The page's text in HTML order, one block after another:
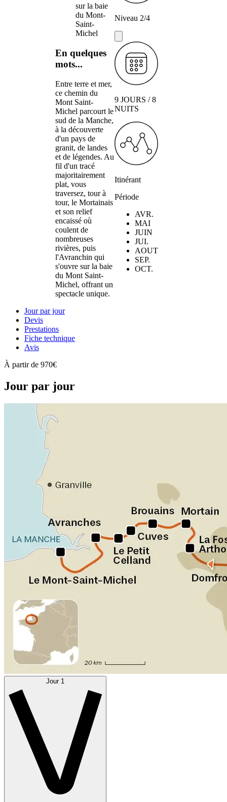
sur la baie
du Mont-
Saint-
Michel
En quelques
mots...
Entre terre et mer,
ce chemin du
Mont Saint-
Michel parcourt le
sud de la Manche,
à la découverte
d'un pays de
granit, de landes
et de légendes. Au
fil d'un tracé
majoritairement
plat, vous
traversez, tour à
tour, le Mortainais
et son relief
encaissé où
coulent de
nombreuses
rivières, puis
l'Avranchin qui
s'ouvre sur la baie
du Mont Saint-
Michel, offrant un
spectacle unique.
Niveau 2/4
9 JOURS / 8
NUITS
Itinérant
Période
AVR.
MAI
JUIN
JUI.
AOUT
SEP.
OCT.
Jour par jour
Devis
Prestations
Fiche technique
Avis
À partir de 970€
Jour par jour
Jour 1